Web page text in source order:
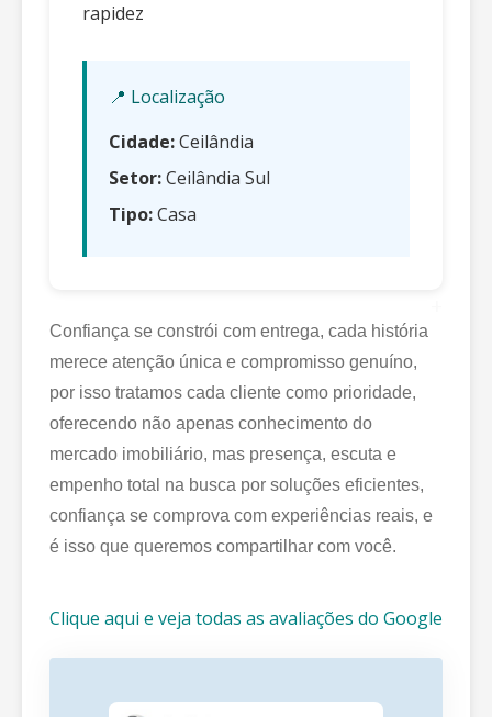
rapidez
📍 Localização
Cidade:Ceilândia
Setor:Ceilândia Sul
Tipo:Casa
Confiança se constrói com entrega, cada história
merece atenção única e compromisso genuíno,
por isso tratamos cada cliente como prioridade,
oferecendo não apenas conhecimento do
mercado imobiliário, mas presença, escuta e
empenho total na busca por soluções eficientes,
confiança se comprova com experiências reais, e
é isso que queremos compartilhar com você.
Clique aqui e veja todas as avaliações do Google